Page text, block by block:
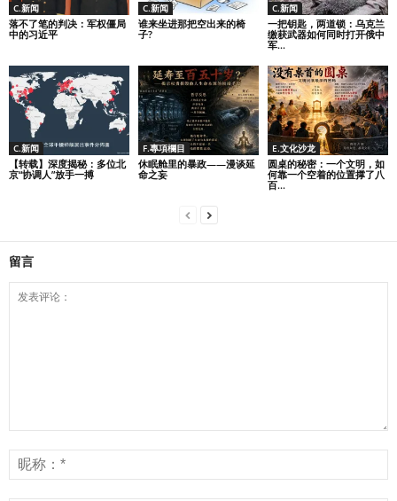
C.新闻
落不了笔的判决：军权僵局
中的习近平
C.新闻
谁来坐进那把空出来的椅
子?
C.新闻
一把钥匙，两道锁：乌克兰
缴获武器如何同时打开俄中
军...
C.新闻
【转载】深度揭秘：多位北
京“协调人”放手一搏
F.專項欄目
休眠舱里的暴政——漫谈延
命之妄
E.文化沙龙
圆桌的秘密：一个文明，如
何靠一个空着的位置撑了八
百...
留言